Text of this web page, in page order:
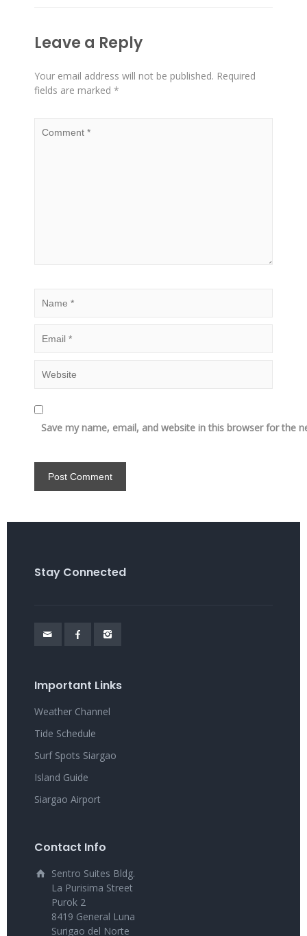
Leave a Reply
Your email address will not be published. Required
fields are marked *
Save my name, email, and website in this browser for the
Stay Connected
Important Links
Weather Channel
Tide Schedule
Surf Spots Siargao
Island Guide
Siargao Airport
Contact Info
Sentro Suites Bldg.
La Purisima Street
Purok 2
8419 General Luna
Surigao del Norte